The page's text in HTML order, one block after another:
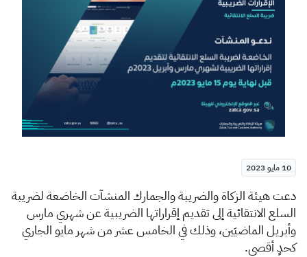
الزكاة الجمارك
ضريبة القيمة المضافة
الإقرار الضريبي
التصرفات العقارية
10 مايو 2023
​​​​دعت هيئة الزكاة والضريبة والجمارك المنشآت الخاضعة لضريبة
السلع الانتقائية إلى تقديم إقراراتها الضريبية عن شهري مارس
وأبريل الماضيَين، وذلك في الخامس عشر من شهر مايو الجاري
كحدٍ أقصى.